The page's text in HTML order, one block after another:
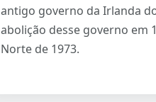
antigo governo da Irlanda
abolição desse governo em
Norte de 1973.